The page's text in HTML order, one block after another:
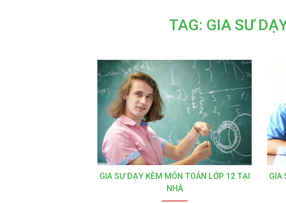
TAG: GIA SƯ
GIA SƯ DẠY KÈM MÔN TOÁN LỚP 12 TẠI
NHÀ
GIA